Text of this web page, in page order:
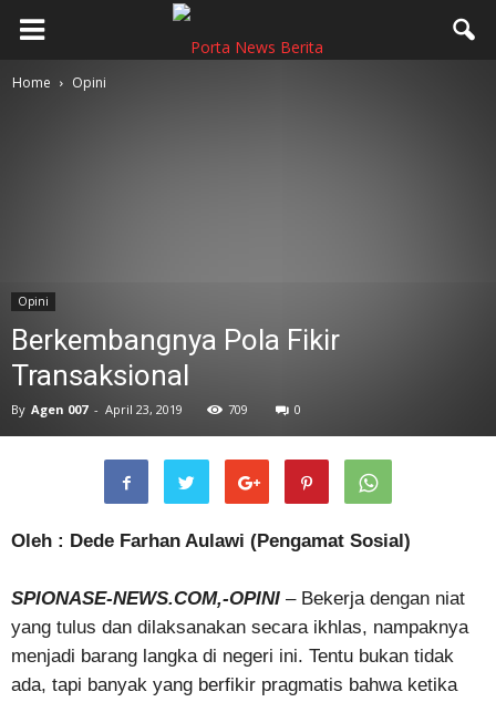
Home Opini
Opini
Berkembangnya Pola Fikir
Transaksional
By Agen 007 - April 23, 2019 709 0
Oleh : Dede Farhan Aulawi (Pengamat Sosial)
SPIONASE-NEWS.COM,-OPINI – Bekerja dengan niat
yang tulus dan dilaksanakan secara ikhlas, nampaknya
menjadi barang langka di negeri ini. Tentu bukan tidak
ada, tapi banyak yang berfikir pragmatis bahwa ketika